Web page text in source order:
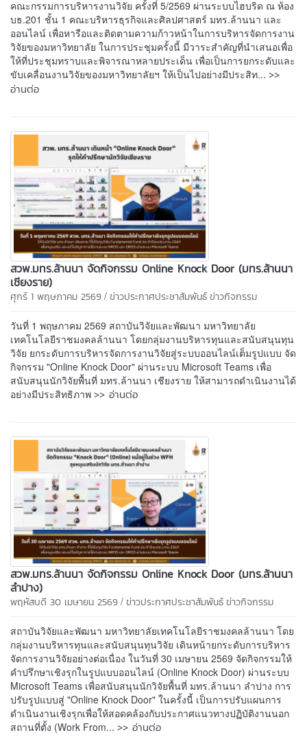
คณะกรรมการบริหารงานวิจัย ครั้งที่ 5/2569 ผ่านระบบไฮบริด ณ ห้อง
บธ.201 ชั้น 1 คณะบริหารธุรกิจและศิลปศาสตร์ มทร.ล้านนา และ
ออนไลน์ เพื่อหารือและติดตามความก้าวหน้าในการบริหารจัดการงาน
วิจัยของมหาวิทยาลัย ในการประชุมครั้งนี้ มีวาระสำคัญที่นำเสนอเพื่อ
ให้ที่ประชุมทราบและพิจารณาหลายประเด็น เพื่อเป็นการยกระดับและ
ขับเคลื่อนงานวิจัยของมหาวิทยาลัยฯ ให้เป็นไปอย่างมีประสิท... >>
อ่านต่อ
สวพ.มทร.ล้านนา จัดกิจกรรม Online Knock Door (มทร.ล้านนา
เชียงราย)
ศุกร์ 1 พฤษภาคม 2569 / ข่าวประกาศประชาสัมพันธ์ข่าวกิจกรรม
วันที่ 1 พฤษภาคม 2569 สถาบันวิจัยและพัฒนา มหาวิทยาลัย
เทคโนโลยีราชมงคลล้านนา โดยกลุ่มงานบริหารทุนและสนับสนุนทุน
วิจัย ยกระดับการบริหารจัดการงานวิจัยสู่ระบบออนไลน์เต็มรูปแบบ จัด
กิจกรรม "Online Knock Door" ผ่านระบบ Microsoft Teams เพื่อ
สนับสนุนนักวิจัยพื้นที่ มทร.ล้านนา เชียงราย ให้สามารถดำเนินงานได้
อย่างมีประสิทธิภาพ >> อ่านต่อ
สวพ.มทร.ล้านนา จัดกิจกรรม Online Knock Door (มทร.ล้านนา
ลำปาง)
พฤหัสบดี 30 เมษายน 2569 / ข่าวประกาศประชาสัมพันธ์ข่าวกิจกรรม
สถาบันวิจัยและพัฒนา มหาวิทยาลัยเทคโนโลยีราชมงคลล้านนา โดย
กลุ่มงานบริหารทุนและสนับสนุนทุนวิจัย เดินหน้ายกระดับการบริหาร
จัดการงานวิจัยอย่างต่อเนื่อง ในวันที่ 30 เมษายน 2569 จัดกิจกรรมให้
คำปรึกษาเชิงรุกในรูปแบบออนไลน์ (Online Knock Door) ผ่านระบบ
Microsoft Teams เพื่อสนับสนุนนักวิจัยพื้นที่ มทร.ล้านนา ลำปาง การ
ปรับรูปแบบสู่ "Online Knock Door" ในครั้งนี้ เป็นการปรับแผนการ
ดำเนินงานเชิงรุกเพื่อให้สอดคล้องกับประกาศแนวทางปฏิบัติงานนอก
สถานที่ตั้ง (Work From... >> อ่านต่อ